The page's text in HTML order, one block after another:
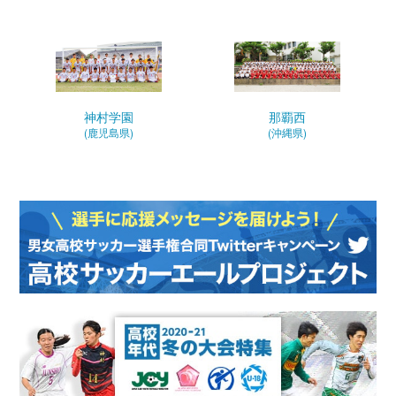
神村学園
(鹿児島県)
那覇西
(沖縄県)